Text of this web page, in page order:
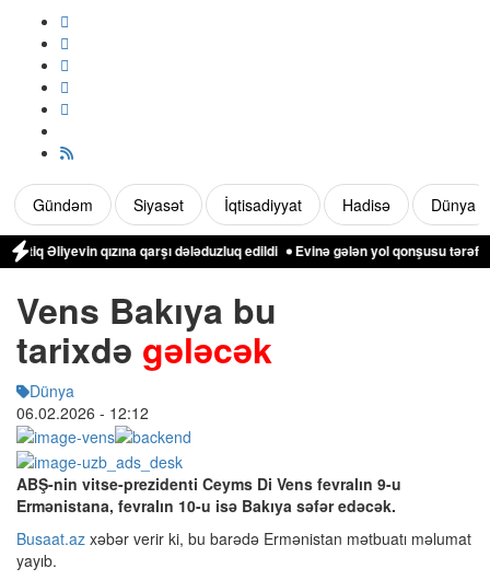
Gündəm Siyasət İqtisadiyyat Hadisə Dünya
qızına qarşı dələduzluq edildi Evinə gələn yol qonşusu tərəfindən
Vens Bakıya bu
tarixdə gələcək
Dünya
06.02.2026 - 12:12
ABŞ-nin vitse-prezidenti Ceyms Di Vens fevralın 9-u
Ermənistana, fevralın 10-u isə Bakıya səfər edəcək.
Busaat.az xəbər verir ki, bu barədə Ermənistan mətbuatı məlumat
yayıb.